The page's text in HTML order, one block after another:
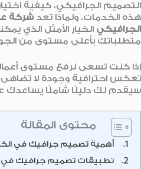
التصميم الجرافيكي، كيفية
هذه الخدمات، ولماذا تعدشركة
الجرافيكي الخيار الأمثل الذي
متطلباتك بأعلى مستوى من
إذا كنت تسعى لرفع مستوى
تعكس احترافية وجودة لا
سيقدم لك دليلًا شاملًا يساعدك
محتوى المقالة
أهمية تصميم جرافيك في
تطبيقات تصميم جرافيك